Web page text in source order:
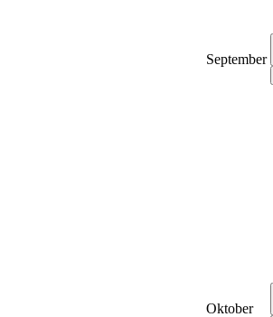
September
Oktober